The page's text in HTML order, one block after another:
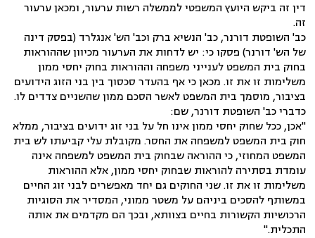
דין זה ביקש היועץ המשפטי לממשלה רשות ערעור, ומכאן ערעור
זה.
כב' השופטת דורנר, כב' הנשיא ברק וכב' הש' אנגלרד (בפסק דינה
של הש' דורנר) פסקו כי: יש לדחות את הערעור מכיוון שההוראות
בחוק בית המשפט לענייני משפחה וההוראות בחוק יחסי ממון
משלימות זו את זו. מכאן כי אף בהעדר סכסוך בין בני הזוג הידועים
בציבור, מוסמך בית המשפט לאשר הסכם ממון שהשניים צדדים לו.
כדברי כב' השופטת דורנר, שם:
"אכן, ככל שחוק יחסי ממון אינו חל על בני זוג ידועים בציבור, ממלא
חוק בית המשפט למשפחה את החסר. מקובלת עלי קביעתו לש בית
המשפט המחוזי, כי ההוראה שבחוק בית המשפט למשפחה אינה
עומדת בסתירה להוראות שבחוק יחסי ממון, אלא ההוראות
משלימות זו את זו. שני החוקים גם יחד מאפשרים לבני זוג החיים
במשותף להסכים ביניהם על משטר ממוני, המסדיר את הסוגיות
הרכושיות הקשורות בחיים בצוותא, ובכך הם מקדמים את אותה
התכלית."